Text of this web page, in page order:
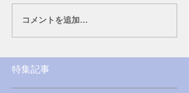
コメントを追加…
特集記事